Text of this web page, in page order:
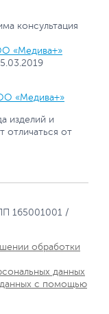
консультация
«Медива+»
«Медива+»
изделий и
отличаться от
165001001 /
обработки
данных
данных с помощью